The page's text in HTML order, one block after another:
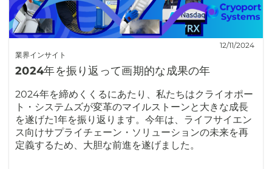
業界インサイト
12/11/2024
2024年を振り返って画期的な成果の年
2024年を締めくくるにあたり、私たちはクライオポー
ト・システムズが変革のマイルストーンと大きな成長
を遂げた1年を振り返ります。今年は、ライフサイエン
ス向けサプライチェーン・ソリューションの未来を再
定義するため、大胆な前進を遂げました。